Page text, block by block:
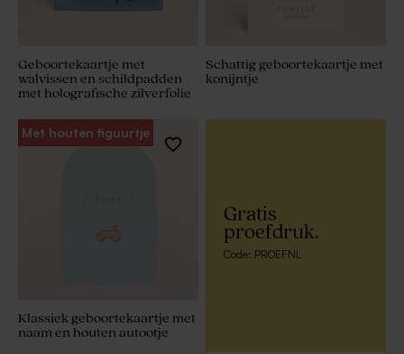
Gratis
proefdruk.
Code: PROEFNL
Geboortekaartje met
walvissen en schildpadden
met holografische zilverfolie
Schattig geboortekaartje met
konijntje
Met houten figuurtje
Klassiek geboortekaartje met
naam en houten autootje